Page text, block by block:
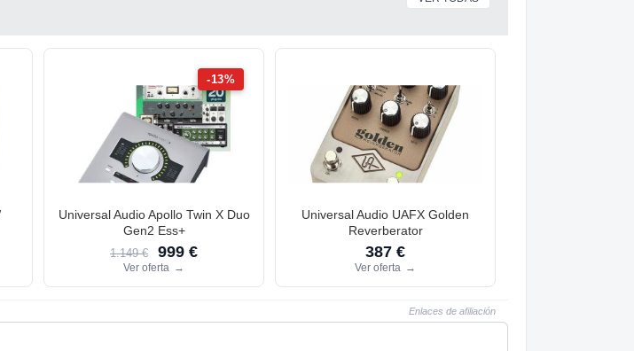
-13%
Universal Audio Apollo Twin X Duo
Gen2 Ess+
1.149 € 999 €
Ver oferta →
Universal Audio UAFX Golden
Reverberator
387 €
Ver oferta →
Enlaces de afiliación